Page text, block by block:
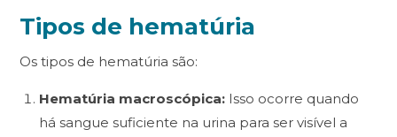
Tipos de hematúria
Os tipos de hematúria são:
Hematúria macroscópica: Isso ocorre quando
há sangue suficiente na urina para ser visível a